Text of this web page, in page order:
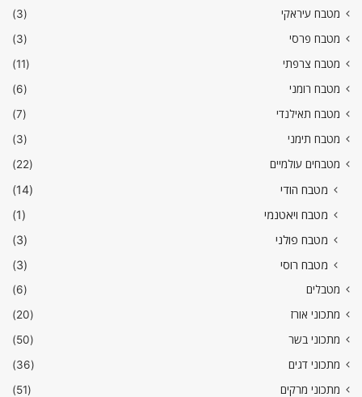
מטבח עיראקי
(3)
מטבח פרסי
(3)
מטבח צרפתי
(11)
מטבח רומני
(6)
מטבח תאילנדי
(7)
מטבח תימני
(3)
מטבחים עולמיים
(22)
מטבח הודי
(14)
מטבח ויאטנמי
(1)
מטבח פולני
(3)
מטבח רוסי
(3)
מטבלים
(6)
מתכוני אורז
(20)
מתכוני בשר
(50)
מתכוני דגים
(36)
מתכוני מרקים
(51)